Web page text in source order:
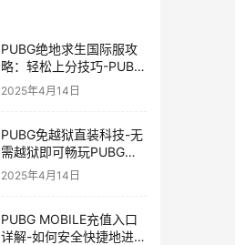
PUBG绝地求生国际服攻
略：轻松上分技巧-PUBG
绝地求生国际服新手入门
2025年4月14日
PUBG免越狱直装科技-无
需越狱即可畅玩PUBG的
安装技巧
2025年4月14日
PUBG MOBILE充值入口
详解-如何安全快捷地进行